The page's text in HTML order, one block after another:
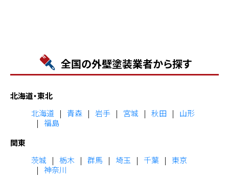
全国の外壁塗装業者から探す
北海道・東北
北海道
青森 岩手 宮城 秋田
山形
福島
関東
茨城
栃木 群馬 埼玉 千葉
東京
神奈川